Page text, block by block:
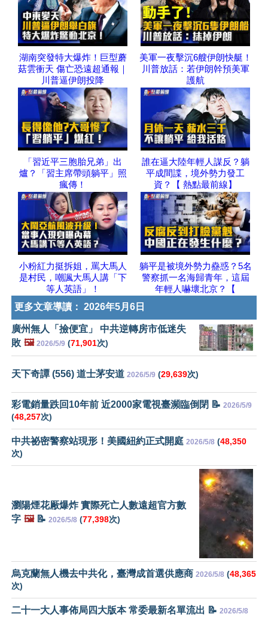
湖南突發特大爆炸！巨型蘑
菇雲衝天 傷亡恐遠超通報｜
川普逼伊朗投降
美軍一夜擊沉6艘伊朗快艇！
川普放話：若伊朗幹預美軍
護航
「習近平三胞胎兄弟」出
爐？「習主席帶頭躺平」照
瘋傳！
誰在逼大陸年輕人謀反？躺
平成間諜，境外勢力發工
資？【 熱點最前線】
小粉紅力挺拆姐，罵大馬人
是村民，嘲諷大馬人講「下
等人英語」！
躺平是被境外勢力蠱惑？5名
警察抓一名海歸青年，這屆
年輕人嚇壞北京？【
更多文章導讀： 2026年5月6日
廣州無人「撿便宜」 中共逆轉房市低迷失
敗 🖼️ 2026/5/9 (71,901次)
天下奇譚 (556) 道士茅安道 2026/5/9 (29,639次)
彩電銷量跌回10年前 近2000家電視臺瀕臨倒閉 📝 2026/5/9
(48,257次)
中共祕密警察站現形！美國紐約正式開庭 2026/5/8 (48,350
次)
瀏陽煙花厰爆炸 實際死亡人數遠超官方數
字 🖼️📝 2026/5/8 (77,398次)
烏克蘭無人機去中共化，臺灣成首選供應商 2026/5/8 (48,365
次)
二十一大人事佈局四大版本 常委最新名單流出 📝 2026/5/8